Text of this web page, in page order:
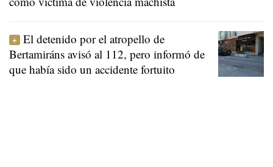
El detenido por el atropello de
Bertamiráns avisó al 112, pero informó de
que había sido un accidente fortuito